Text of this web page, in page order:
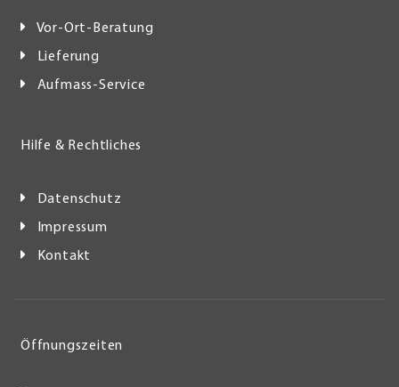
Vor-Ort-Beratung
Lieferung
Aufmass-Service
Hilfe & Rechtliches
Datenschutz
Impressum
Kontakt
Öffnungszeiten